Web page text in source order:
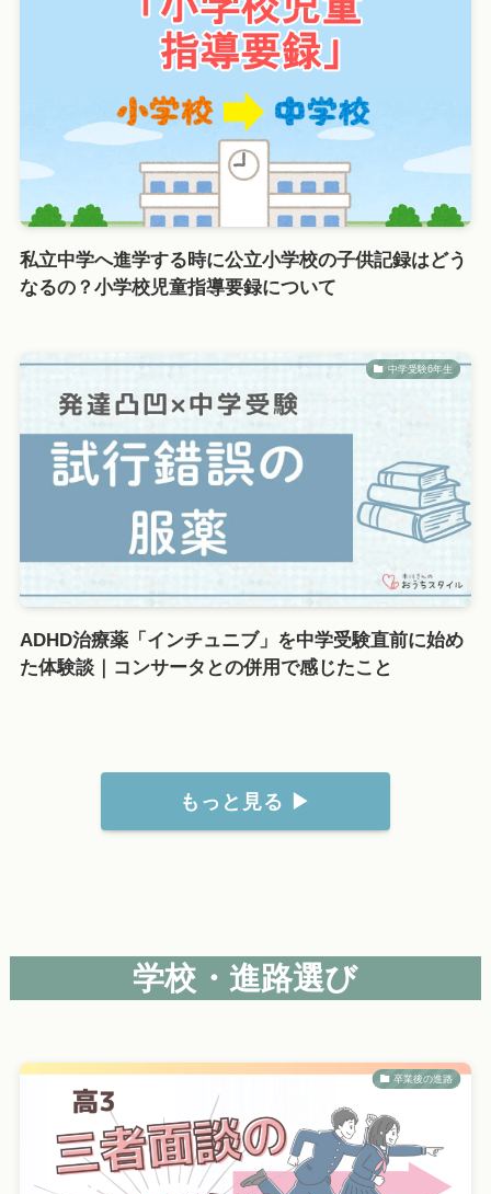
私立中学へ進学する時に公立小学校の子供記録はどう
なるの？小学校児童指導要録について
中学受験6年生
ADHD治療薬「インチュニブ」を中学受験直前に始め
た体験談｜コンサータとの併用で感じたこと
もっと見る ▶
学校・進路選び
卒業後の進路